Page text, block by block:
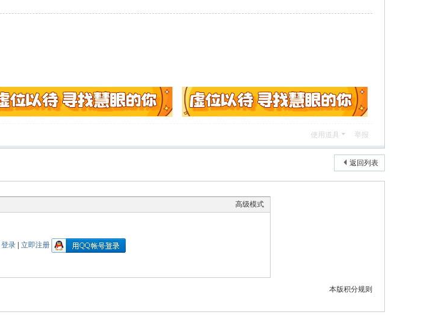
使用道具 举报
返回列表
高级模式
登录 立即注册
本版积分规则